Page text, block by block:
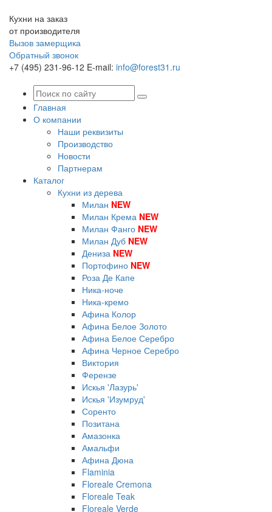
Кухни на заказ
от производителя
Вызов замерщика
Обратный звонок
+7 (495) 231-96-12 E-mail: info@forest31.ru
Главная
О компании
Наши реквизиты
Производство
Новости
Партнерам
Каталог
Кухни из дерева
Милан NEW
Милан Крема NEW
Милан Фанго NEW
Милан Дуб NEW
Дениза NEW
Портофино NEW
Роза Де Капе
Ника-ноче
Ника-кремо
Афина Колор
Афина Белое Золото
Афина Белое Серебро
Афина Черное Серебро
Виктория
Ферензе
Искья 'Лазурь'
Искья 'Изумруд'
Соренто
Позитана
Амазонка
Амальфи
Афина Дюна
Flaminia
Floreale Cremona
Floreale Teak
Floreale Verde